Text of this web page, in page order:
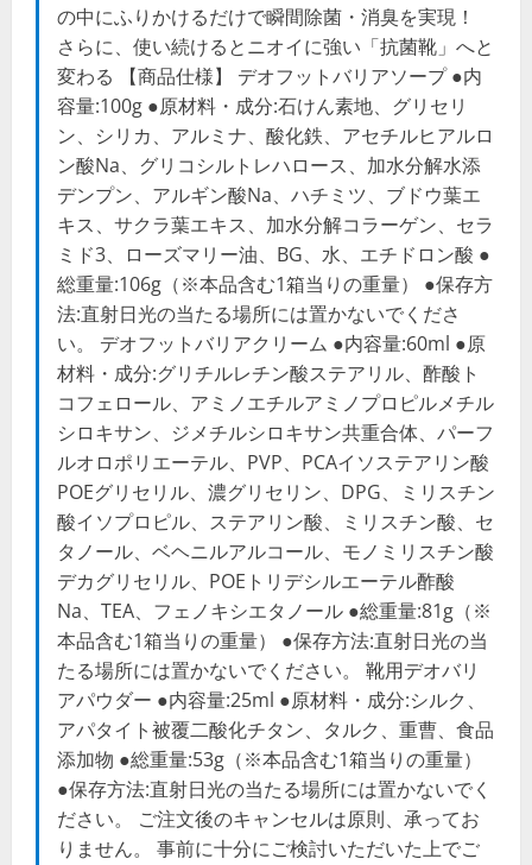
の中にふりかけるだけで瞬間除菌・消臭を実現！
さらに、使い続けるとニオイに強い「抗菌靴」へと
変わる 【商品仕様】 デオフットバリアソープ ●内
容量:100g ●原材料・成分:石けん素地、グリセリ
ン、シリカ、アルミナ、酸化鉄、アセチルヒアルロ
ン酸Na、グリコシルトレハロース、加水分解水添
デンプン、アルギン酸Na、ハチミツ、ブドウ葉エ
キス、サクラ葉エキス、加水分解コラーゲン、セラ
ミド3、ローズマリー油、BG、水、エチドロン酸 ●
総重量:106g（※本品含む1箱当りの重量） ●保存方
法:直射日光の当たる場所には置かないでくださ
い。 デオフットバリアクリーム ●内容量:60ml ●原
材料・成分:グリチルレチン酸ステアリル、酢酸ト
コフェロール、アミノエチルアミノプロピルメチル
シロキサン、ジメチルシロキサン共重合体、パーフ
ルオロポリエーテル、PVP、PCAイソステアリン酸
POEグリセリル、濃グリセリン、DPG、ミリスチン
酸イソプロピル、ステアリン酸、ミリスチン酸、セ
タノール、ベヘニルアルコール、モノミリスチン酸
デカグリセリル、POEトリデシルエーテル酢酸
Na、TEA、フェノキシエタノール ●総重量:81g（※
本品含む1箱当りの重量） ●保存方法:直射日光の当
たる場所には置かないでください。 靴用デオバリ
アパウダー ●内容量:25ml ●原材料・成分:シルク、
アパタイト被覆二酸化チタン、タルク、重曹、食品
添加物 ●総重量:53g（※本品含む1箱当りの重量）
●保存方法:直射日光の当たる場所には置かないでく
ださい。 ご注文後のキャンセルは原則、承ってお
りません。 事前に十分にご検討いただいた上でご